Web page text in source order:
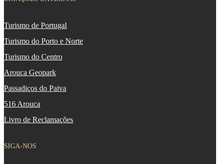
Turismo de Portugal
Turismo do Porto e Norte
Turismo do Centro
Arouca Geopark
Passadiços do Paiva
516 Arouca
Livro de Reclamações
SIGA-NOS